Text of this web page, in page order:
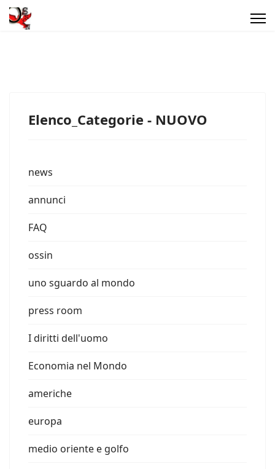
Elenco_Categorie - NUOVO
news
annunci
FAQ
ossin
uno sguardo al mondo
press room
I diritti dell'uomo
Economia nel Mondo
americhe
europa
medio oriente e golfo